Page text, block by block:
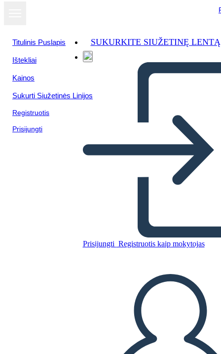
Titulinis Puslapis
Ištekliai
Kainos
Sukurti Siužetinės Linijos
Registruotis
Prisijungti
SUKURKITE SIUŽETINĘ LENTĄ
Prisijungti Registruotis kaip mokytojas
מגילת העצמאות - Grid חיבור
SUKURTI SIUŽETINĘ LENTĄ
PALEISTI SKAIDRIŲ DEMONSTRACIJĄ
SKAITYK MAN